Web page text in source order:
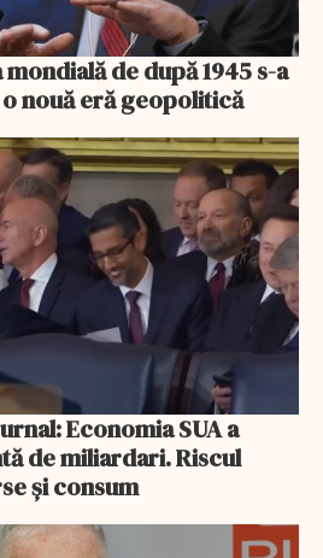
de după 1945 s-a
nouă eră geopolitică
Economia SUA a
de miliardari. Riscul
și consum